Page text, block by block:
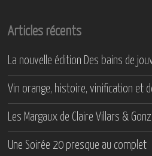
Articles récents
La nouvelle édition Des bains de
Vin orange, histoire, vinification et
Les Margaux de Claire Villars &
Une Soirée 20 presque au complet